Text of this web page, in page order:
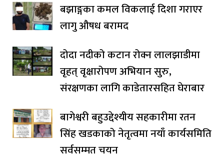
बझाङ्गका कमल विकलाई दिशा गराएर
लागु औषध बरामद
दोदा नदीको कटान रोक्न लालझाडीमा
वृहत् वृक्षारोपण अभियान सुरु,
संरक्षणका लागि काडेतारसहित घेराबार
बागेश्वरी बहुउद्देश्यीय सहकारीमा रतन
सिंह खडकाको नेतृत्वमा नयाँ कार्यसमिति
सर्वसम्मत चयन